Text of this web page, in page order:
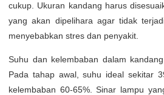
cukup. Ukuran kandang harus
yang akan dipelihara agar tidak
menyebabkan stres dan penyakit.
Suhu dan kelembaban dalam
Pada tahap awal, suhu ideal sekitar
kelembaban 60-65%. Sinar lampu